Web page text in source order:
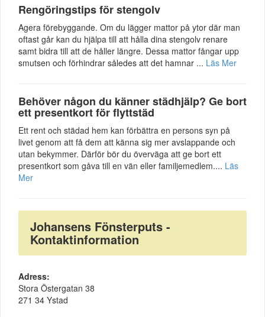
Rengöringstips för stengolv
Agera förebyggande. Om du lägger mattor på ytor där man
oftast går kan du hjälpa till att hålla dina stengolv renare
samt bidra till att de håller längre. Dessa mattor fångar upp
smutsen och förhindrar således att det hamnar ... Läs Mer
Behöver någon du känner städhjälp? Ge bort
ett presentkort för flyttstäd
Ett rent och städad hem kan förbättra en persons syn på
livet genom att få dem att känna sig mer avslappande och
utan bekymmer. Därför bör du överväga att ge bort ett
presentkort som gåva till en vän eller familjemedlem.... Läs
Mer
Johansens Fönsterputs -
Kontaktinformation
Adress:
Stora Östergatan 38
271 34 Ystad